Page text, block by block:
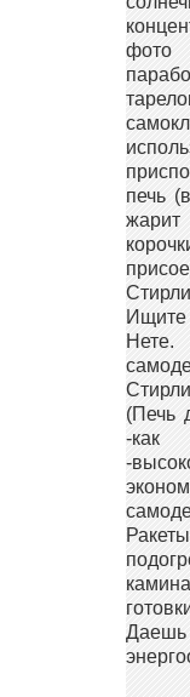
фото
печь
Нете.
(Печь
-
-